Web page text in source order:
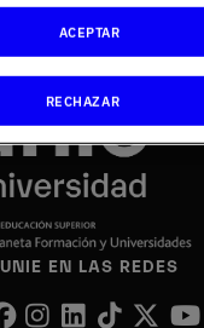
UNIE EN LAS REDES
RECHAZAR
ACEPTAR